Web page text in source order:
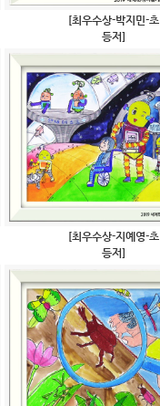
[최우수상-박지민-초
등저]
[최우수상-지예영-초
등저]